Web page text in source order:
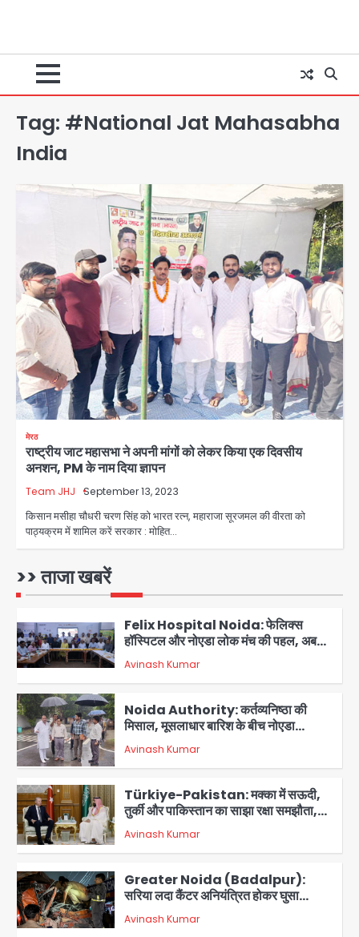
Tag: #National Jat Mahasabha
India
मेरठ
राष्ट्रीय जाट महासभा ने अपनी मांगों को लेकर किया एक दिवसीय
अनशन, PM के नाम दिया ज्ञापन
Team JHJ September 13, 2023
किसान मसीहा चौधरी चरण सिंह को भारत रत्न, महाराजा सूरजमल की वीरता को
पाठ्यक्रम में शामिल करें सरकार : मोहित…
>> ताजा खबरें
Felix Hospital Noida: फेलिक्स
हॉस्पिटल और नोएडा लोक मंच की पहल, अब
सिर्फ 30 रुपये में मिलेगी 24 घंटे ऑनलाइन
डॉक्टर परामर्श सुविधा
Avinash Kumar
3
Noida Authority: कर्तव्यनिष्ठा की
मिसाल, मूसलाधार बारिश के बीच नोएडा
प्राधिकरण ने संभाला मोर्चा, सेक्टर 105
आरडब्ल्यूए ने जताया आभार
Avinash Kumar
4
Türkiye-Pakistan: मक्का में सऊदी,
तुर्की और पाकिस्तान का साझा रक्षा समझौता,
जानें इसके मायने
Avinash Kumar
Greater Noida (Badalpur):
सरिया लदा कैंटर अनियंत्रित होकर घुसा
किराना दुकान में , ड्राइवर की मौत
Avinash Kumar
1
Sajid Rashidi’s controversial:
2
Felix Hospital Noida: फेलिक्स
हॉस्पिटल और नोएडा लोक मंच की पहल, अब
सिर्फ 30 रुपये में मिलेगी 24 घंटे ऑनलाइन
डॉक्टर परामर्श सुविधा
Avinash Kumar
3
Noida Authority: कर्तव्यनिष्ठा की
मिसाल, मूसलाधार बारिश के बीच नोएडा
प्राधिकरण ने संभाला मोर्चा, सेक्टर 105
आरडब्ल्यूए ने जताया आभार
Avinash Kumar
4
Türkiye-Pakistan: मक्का में सऊदी,
तुर्की और पाकिस्तान का साझा रक्षा समझौता,
जानें इसके मायने
Avinash Kumar
5
Greater Noida (Badalpur):
सरिया लदा कैंटर अनियंत्रित होकर घुसा
किराना दुकान में , ड्राइवर की मौत
Avinash Kumar